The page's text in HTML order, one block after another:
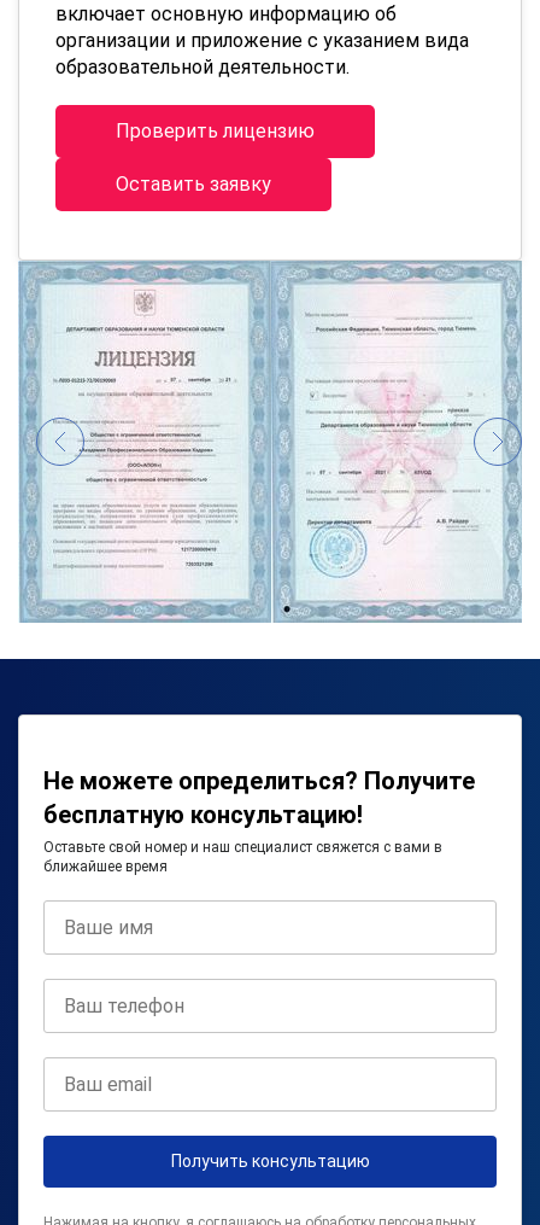
включает основную информацию об
организации и приложение с указанием вида
образовательной деятельности.
Проверить лицензию
Оставить заявку
Не можете определиться? Получите
бесплатную консультацию!
Оставьте свой номер и наш специалист свяжется с вами в
ближайшее время
Получить консультацию